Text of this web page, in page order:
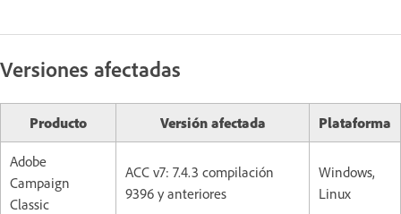
Versiones afectadas
Producto Versión afectada Plataforma
Adobe
Campaign
Classic
ACC v7: 7.4.3 compilación
9396 y anteriores
Windows,
Linux